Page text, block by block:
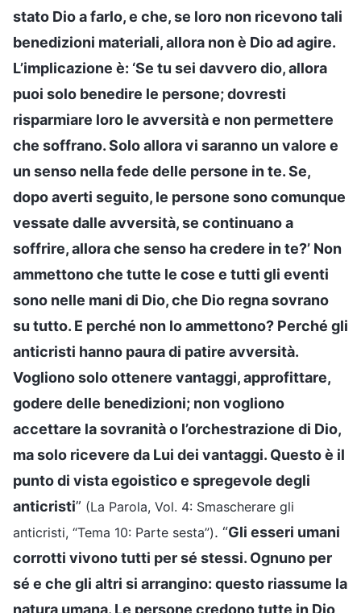
stato Dio a farlo, e che, se loro non ricevono tali
benedizioni materiali, allora non è Dio ad agire.
L’implicazione è: ‘Se tu sei davvero dio, allora
puoi solo benedire le persone; dovresti
risparmiare loro le avversità e non permettere
che soffrano. Solo allora vi saranno un valore e
un senso nella fede delle persone in te. Se,
dopo averti seguito, le persone sono comunque
vessate dalle avversità, se continuano a
soffrire, allora che senso ha credere in te?’ Non
ammettono che tutte le cose e tutti gli eventi
sono nelle mani di Dio, che Dio regna sovrano
su tutto. E perché non lo ammettono? Perché gli
anticristi hanno paura di patire avversità.
Vogliono solo ottenere vantaggi, approfittare,
godere delle benedizioni; non vogliono
accettare la sovranità o l’orchestrazione di Dio,
ma solo ricevere da Lui dei vantaggi. Questo è il
punto di vista egoistico e spregevole degli
anticristi” (La Parola, Vol. 4: Smascherare gli
anticristi, “Tema 10: Parte sesta”). “Gli esseri umani
corrotti vivono tutti per sé stessi. Ognuno per
sé e che gli altri si arrangino: questo riassume la
natura umana. Le persone credono tutte in Dio